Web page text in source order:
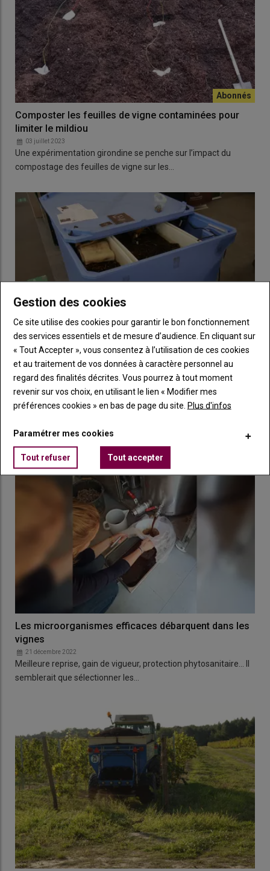
Composter les feuilles de vigne contaminées pour
limiter le mildiou
03 juillet 2023
Une expérimentation girondine se penche sur l’impact du
compostage des feuilles de vigne sur les…
Resoilutions propose un composteur étudié pour
l’agriculture régénérative
22 janvier 2023
Le Resoiler est un matériel connecté qui permet de réussir son
Les microorganismes efficaces débarquent dans les
vignes
21 décembre 2022
Meilleure reprise, gain de vigueur, protection phytosanitaire… Il
semblerait que sélectionner les…
Gestion des cookies
Ce site utilise des cookies pour garantir le bon fonctionnement
des services essentiels et de mesure d’audience. En cliquant sur
« Tout Accepter », vous consentez à l’utilisation de ces cookies
et au traitement de vos données à caractère personnel au
regard des finalités décrites. Vous pourrez à tout moment
revenir sur vos choix, en utilisant le lien « Modifier mes
préférences cookies » en bas de page du site. Plus d'infos
Paramétrer mes cookies
Tout refuser Tout accepter